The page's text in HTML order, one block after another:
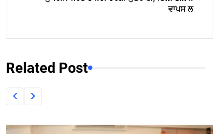
ਵਾਪਸ ਲ
Related Post